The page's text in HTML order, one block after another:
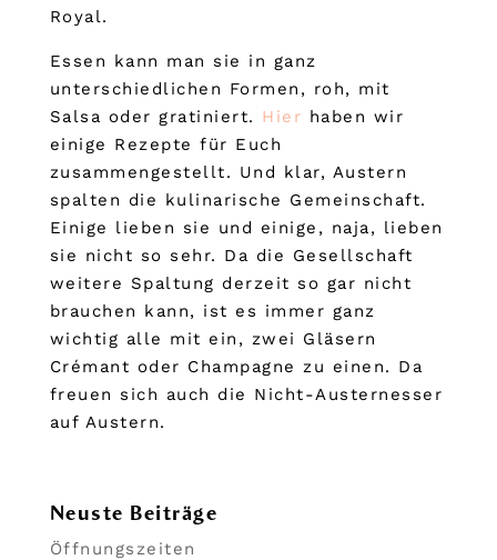
Royal.
Essen kann man sie in ganz
unterschiedlichen Formen, roh, mit
Salsa oder gratiniert. Hier haben wir
einige Rezepte für Euch
zusammengestellt. Und klar, Austern
spalten die kulinarische Gemeinschaft.
Einige lieben sie und einige, naja, lieben
sie nicht so sehr. Da die Gesellschaft
weitere Spaltung derzeit so gar nicht
brauchen kann, ist es immer ganz
wichtig alle mit ein, zwei Gläsern
Crémant oder Champagne zu einen. Da
freuen sich auch die Nicht-Austernesser
auf Austern.
Neuste Beiträge
Öffnungszeiten